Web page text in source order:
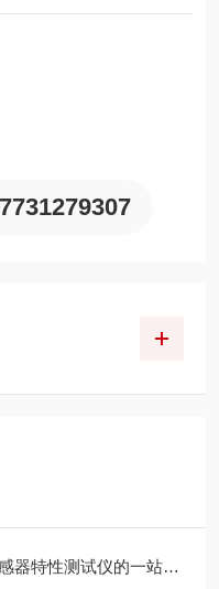
高压绝缘行业用来测试电
试仪的一站式检测逻辑解析